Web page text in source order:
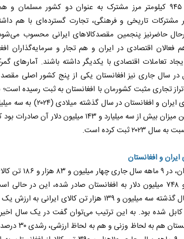
ایران و افغانستان با ۹۴۵ کیلومتر مرز مشترک به عنوان دو کشور مسلمان
مشترکات تاریخی و فرهنگی، تجارت گسترده‌ای با هم
حاضرنیز پنجمین مقصدکالاهای ایرانی محسوب
اقتصادی در ایران و هم تجار و سرمایه‌گذاران
تعاملات اقتصادی با یکدیگر داشته باشند. آمارهای
سال جاری نیز افغانستان یکی از پنج کشور اصلی مقصد
تراز تجاری مثبت کشورمان با افغانستان به ثبت رسیده
میلیون دلار رسید از این میزان بیش از سه میلیارد و ۱۴۳ میلیون
براساس آمار گمرک ایران، در ۹ ماهه
به ارزش یک میلیارد و ۷۴۸ میلیون دلار به افغانستان صادر شده، این در
همین بازه زمانی در سال گذشته سه میلیون و ۱۳۹ هزار تن کالای ایرانی
کابل شده بود. به این ترتیب می‌توان گفت در یک سال
کالاهای ایرانی به